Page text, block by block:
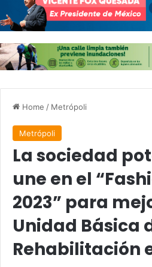
Home / Metrópoli
Metrópoli
La sociedad
une en el
2023” para
Unidad Básica
Rehabilitación